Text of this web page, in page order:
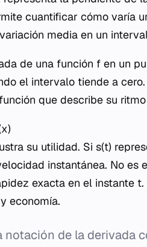
cuantificar cómo varía
media en un
de una función f en un
el intervalo tiende a
que describe su
su utilidad. Si s(t)
instantánea. No
exacta en el instante t.
economía.
notación de la derivada